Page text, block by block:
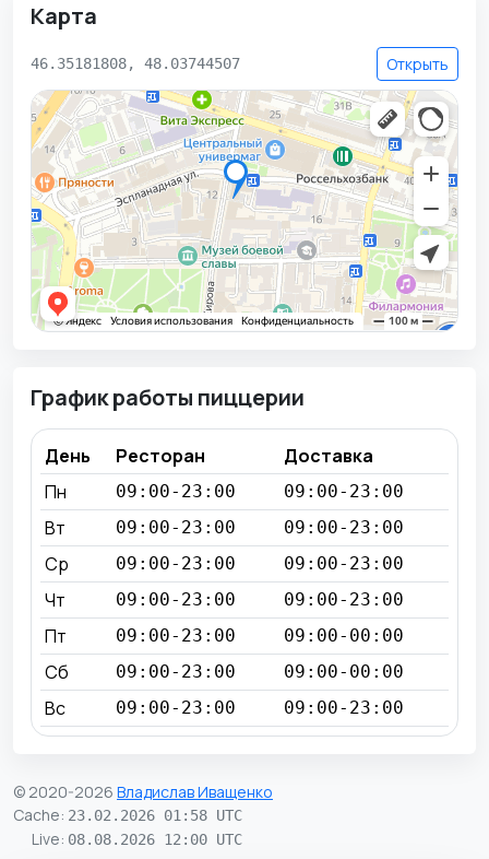
Карта
46.35181808, 48.03744507 Открыть
График работы пиццерии
День Ресторан
Доставка
Пн
09:00-23:00 09:00-23:00
Вт 09:00-23:00 09:00-23:00
Ср 09:00-23:00 09:00-23:00
Чт 09:00-23:00 09:00-23:00
Пт 09:00-23:00 09:00-00:00
Сб 09:00-23:00 09:00-00:00
Вс 09:00-23:00 09:00-23:00
© 2020-2026 Владислав Иващенко
Cache: 23.02.2026 01:58 UTC
Live: 08.08.2026 12:00 UTC